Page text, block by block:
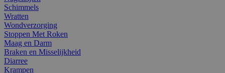
Schimmels
Wratten
Wondverzorging
Stoppen Met Roken
Maag en Darm
Braken en Misselijkheid
Diarree
Krampen